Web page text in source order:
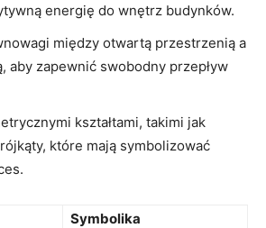
energię do wnętrz budynków.
między otwartą przestrzenią a
aby zapewnić⁣ swobodny przepływ
kształtami, ⁤takimi jak⁤
które mają⁣ symbolizować
Symbolika